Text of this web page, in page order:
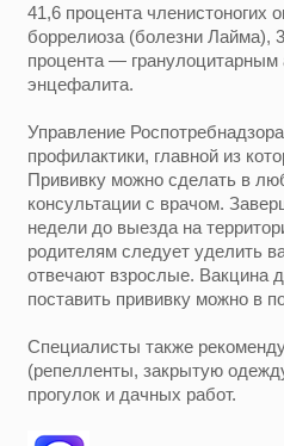
41,6 процента членистоногих
боррелиоза (болезни Лайма),
процента —
энцефалита.
Управление
профилактики, главной из
Прививку можно сделать в
консультации с врачом.
недели до выезда на
родителям следует уделить
отвечают взрослые. Вакцина
поставить прививку можно в
Специалисты также
(репелленты, закрытую
прогулок и дачных работ.